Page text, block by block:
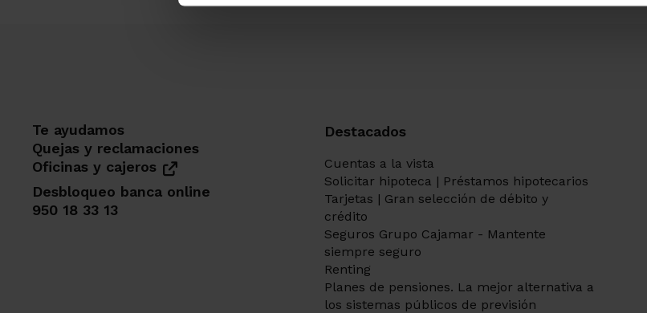
Te ayudamos
Quejas y reclamaciones
Oficinas y cajeros
Desbloqueo banca online
950 18 33 13
Destacados
Cuentas a la vista
Solicitar hipoteca | Préstamos hipotecarios
Tarjetas | Gran selección de débito y
crédito
Seguros Grupo Cajamar - Mantente
siempre seguro
Renting
Planes de pensiones. La mejor alternativa a
los sistemas públicos de previsión